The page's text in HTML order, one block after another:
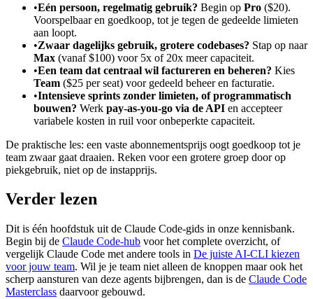
•Eén persoon, regelmatig gebruik? Begin op Pro ($20).
Voorspelbaar en goedkoop, tot je tegen de gedeelde limieten
aan loopt.
•Zwaar dagelijks gebruik, grotere codebases? Stap op naar
Max (vanaf $100) voor 5x of 20x meer capaciteit.
•Een team dat centraal wil factureren en beheren? Kies
Team ($25 per seat) voor gedeeld beheer en facturatie.
•Intensieve sprints zonder limieten, of programmatisch
bouwen? Werk pay-as-you-go via de API en accepteer
variabele kosten in ruil voor onbeperkte capaciteit.
De praktische les: een vaste abonnementsprijs oogt goedkoop tot je
team zwaar gaat draaien. Reken voor een grotere groep door op
piekgebruik, niet op de instapprijs.
Verder lezen
Dit is één hoofdstuk uit de Claude Code-gids in onze kennisbank.
Begin bij de Claude Code-hub voor het complete overzicht, of
vergelijk Claude Code met andere tools in De juiste AI-CLI kiezen
voor jouw team. Wil je je team niet alleen de knoppen maar ook het
scherp aansturen van deze agents bijbrengen, dan is de Claude Code
Masterclass daarvoor gebouwd.